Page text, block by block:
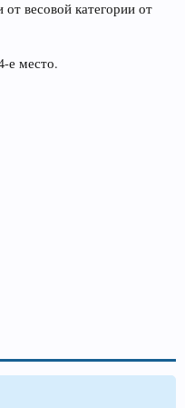
весовой категории от
е место.